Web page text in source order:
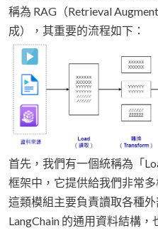
稱為 RAG（Retrieval
成），其重要的流程如下：
首先，我們有一個統稱為「
框架中，它提供給我們非常
這類模組主要負責讀取各種
LangChain 的通用資料結構，